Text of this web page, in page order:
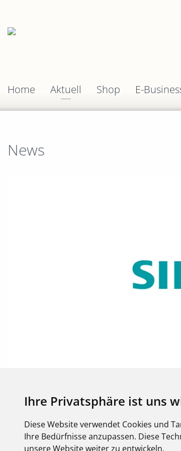
Ihre Privatsphäre ist uns
Diese Website verwendet Cookies und
Ihre Bedürfnisse anzupassen. Diese
unsere Website weiter zu entwickeln.
Home Aktuell Shop E-
News